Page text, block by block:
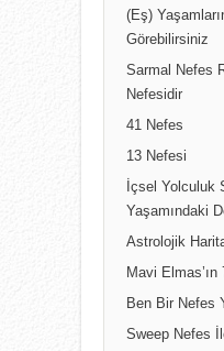
(Eş)
Görebilirsiniz
Sarmal Nefes
Nefesidir
41 Nefes
13 Nefesi
İçsel Yolculuk
Yaşamındaki
Astrolojik
Mavi
Ben Bir Nefes
Sweep Nefes